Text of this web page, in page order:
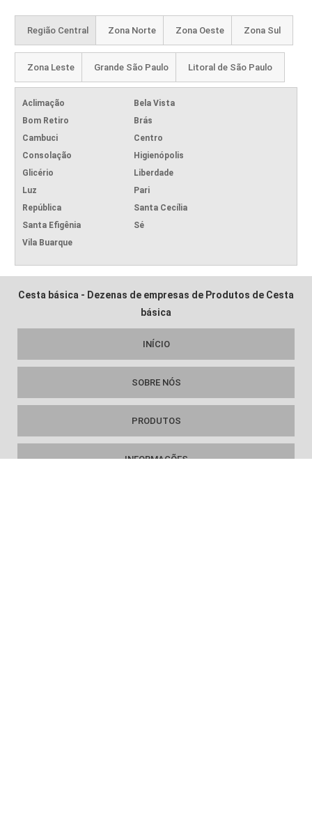
Região Central Zona Norte Zona Oeste Zona Sul
Zona Leste Grande São Paulo Litoral de São Paulo
Aclimação
Bela Vista
Bom Retiro
Brás
Cambuci
Centro
Consolação
Higienópolis
Glicério
Liberdade
Luz
Pari
República
Santa Cecília
Santa Efigênia
Sé
Vila Buarque
Cesta básica - Dezenas de empresas de Produtos de Cesta
básica
INÍCIO
SOBRE NÓS
PRODUTOS
INFORMAÇÕES